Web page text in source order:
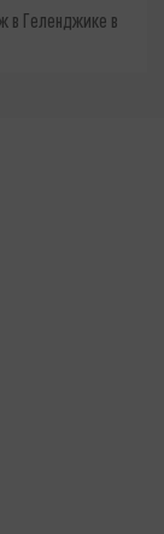
в Геленджике в